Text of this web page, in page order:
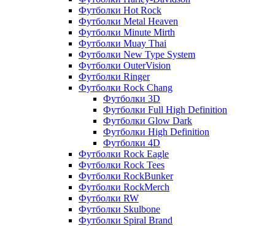
Футболки Hot Rock
Футболки Metal Heaven
Футболки Minute Mirth
Футболки Muay Thai
Футболки New Type System
Футболки OuterVision
Футболки Ringer
Футболки Rock Chang
Футболки 3D
Футболки Full High Definition
Футболки Glow Dark
Футболки High Definition
Футболки 4D
Футболки Rock Eagle
Футболки Rock Tees
Футболки RockBunker
Футболки RockMerch
Футболки RW
Футболки Skulbone
Футболки Spiral Brand